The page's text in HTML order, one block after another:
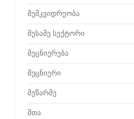
მემკვიდრეობა
მესამე სექტორი
მეცნიერება
მეცნიერი
მეწარმე
მთა